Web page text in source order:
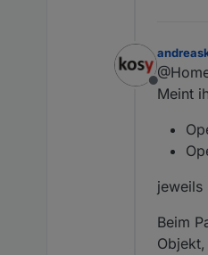
Offline
Meint
jeweils
Beim